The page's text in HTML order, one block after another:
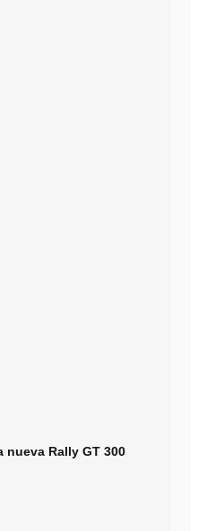
nueva Rally GT 300